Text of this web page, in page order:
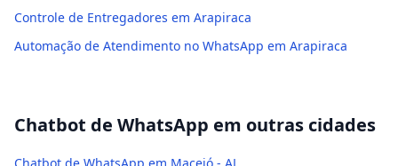
Controle de Entregadores em Arapiraca
Automação de Atendimento no WhatsApp em Arapiraca
Chatbot de WhatsApp em outras cidades